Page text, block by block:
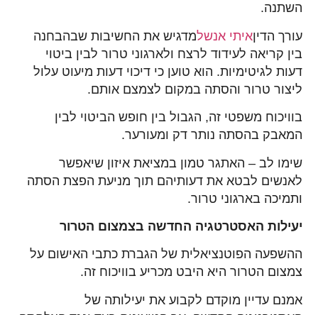
השתנה.
עורך הדיןאיתי אנשלמדגיש את החשיבות שבהבחנה
בין קריאה לעידוד לרצח ולארגוני טרור לבין ביטוי
דעות לגיטימיות. הוא טוען כי דיכוי דעות מיעוט עלול
ליצור טרור והסתה במקום לצמצם אותם.
בוויכוח משפטי זה, הגבול בין חופש הביטוי לבין
המאבק בהסתה נותר דק ומעורער.
שימו לב – האתגר טמון במציאת איזון שיאפשר
לאנשים לבטא את דעותיהם תוך מניעת הפצת הסתה
ותמיכה בארגוני טרור.
יעילות האסטרטגיה החדשה בצמצום הטרור
ההשפעה הפוטנציאלית של הגברת כתבי האישום על
צמצום הטרור היא היבט מכריע בוויכוח זה.
אמנם עדיין מוקדם לקבוע את יעילותה של